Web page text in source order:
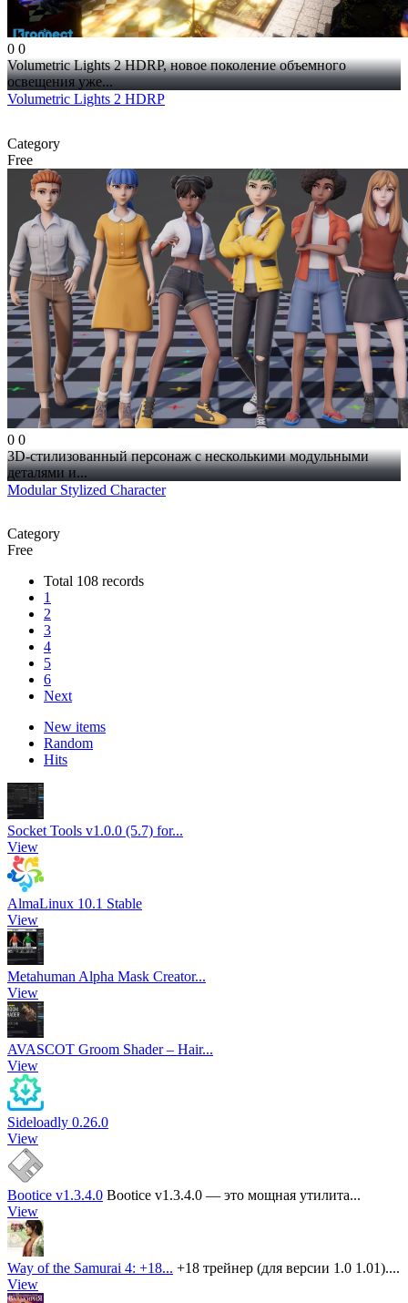
0 0
Volumetric Lights 2 HDRP, новое поколение объемного
освещения уже...
Volumetric Lights 2 HDRP
Category
Free
0 0
3D-стилизованный персонаж с несколькими модульными
деталями и...
Modular Stylized Character
Category
Free
Total 108 records
1
2
3
4
5
6
Next
New items
Random
Hits
Socket Tools v1.0.0 (5.7) for...
View
AlmaLinux 10.1 Stable
View
Metahuman Alpha Mask Creator...
View
AVASCOT Groom Shader – Hair...
View
Sideloadly 0.26.0
View
Bootice v1.3.4.0 Bootice v1.3.4.0 — это мощная утилита...
View
Way of the Samurai 4: +18... +18 трейнер (для версии 1.0 1.01)....
View